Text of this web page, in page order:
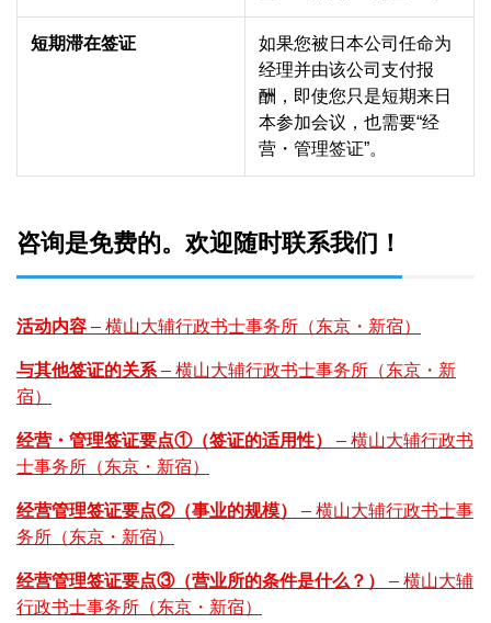
短期滞在签证
如果您被日本公司任命为
经理并由该公司支付报
酬，即使您只是短期来日
本参加会议，也需要“经
营・管理签证”。
咨询是免费的。欢迎随时联系我们！
活动内容 – 横山大辅行政书士事务所（东京・新宿）
与其他签证的关系 – 横山大辅行政书士事务所（东京・新
宿）
经营・管理签证要点①（签证的适用性）
– 横山大辅行政书
士事务所（东京・新宿）
经营管理签证要点②（事业的规模）
– 横山大辅行政书士事
务所（东京・新宿）
经营管理签证要点③（营业所的条件是什么？）
– 横山大辅
行政书士事务所（东京・新宿）